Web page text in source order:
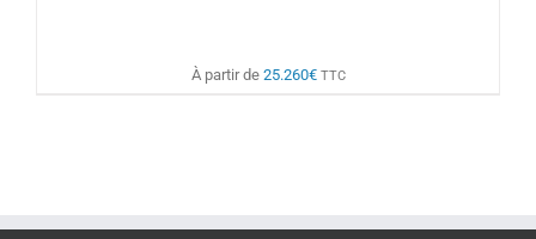
À partir de 25.260€ TTC